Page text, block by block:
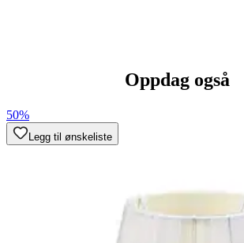
Oppdag også
50%
Legg til ønskeliste